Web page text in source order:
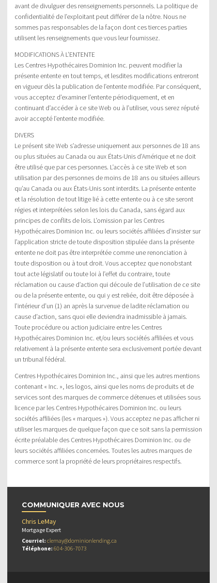
avant de divulguer des renseignements personnels. La politique de
confidentialité de l’exploitant peut différer de la nôtre. Nous ne
sommes pas responsables de la façon dont ces tierces parties
utilisent les renseignements que vous leur fournissez.
MODIFICATIONS À L’ENTENTE
Les Centres Hypothécaires Dominion Inc. peuvent modifier la
présente entente en tout temps, et lesdites modifications entreront
en vigueur dès la publication de l’entente modifiée. Par conséquent,
vous acceptez d’examiner l’entente périodiquement, et en
continuant d’accéder à ce site Web ou à l’utiliser, vous serez réputé
avoir accepté l’entente modifiée.
DIVERS
Le présent site Web s’adresse uniquement aux personnes de 18 ans
ou plus situées au Canada ou aux États-Unis d’Amérique et ne doit
être utilisé que par ces personnes. L’accès à ce site Web et son
utilisation par des personnes de moins de 18 ans ou situées ailleurs
qu’au Canada ou aux États-Unis sont interdits. La présente entente
et la résolution de tout litige lié à cette entente ou à ce site seront
régies et interprétées selon les lois du Canada, sans égard aux
principes de conflits de lois. L’omission par les Centres
Hypothécaires Dominion Inc. ou leurs sociétés affiliées d’insister sur
l’application stricte de toute disposition stipulée dans la présente
entente ne doit pas être interprétée comme une renonciation à
toute disposition ou à tout droit. Vous acceptez que nonobstant
tout acte législatif ou toute loi à l’effet du contraire, toute
réclamation ou cause d’action qui découle de l’utilisation de ce site
ou de la présente entente, ou qui y est reliée, doit être déposée à
l’intérieur d’un (1) an après la survenue de ladite réclamation ou
cause d’action, sans quoi elle deviendra inadmissible à jamais.
Toute procédure ou action judiciaire entre les Centres
Hypothécaires Dominion Inc. et/ou leurs sociétés affiliées et vous
relativement à la présente entente sera exclusivement portée devant
un tribunal fédéral.
Centres Hypothécaires Dominion Inc., ainsi que les autres mentions
contenant « Inc. », les logos, ainsi que les noms de produits et de
services sont des marques de commerce détenues et utilisées sous
licence par les Centres Hypothécaires Dominion Inc. ou leurs
sociétés affiliées (les « marques »). Vous acceptez ne pas afficher ni
utiliser les marques de quelque façon que ce soit sans la permission
écrite préalable des Centres Hypothécaires Dominion Inc. ou de
leurs sociétés affiliées concernées. Toutes les autres marques de
commerce sont la propriété de leurs propriétaires respectifs.
COMMUNIQUER AVEC NOUS
Chris LeMay
Mortgage Expert
Courriel: clemay@dominionlending.ca
Téléphone: 604-306-7073